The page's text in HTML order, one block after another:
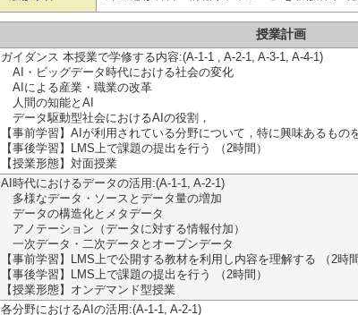
授業計画
ガイダンス 本授業で学修する内容:(A-1-1 , A-2-1, A-3-1, A-4-1)
AI・ビッグデータ時代における社会の変化
AIによる産業・職業の改革
人間の知能とAI
データ駆動型社会におけるAIの役割，
【事前学習】AIが利用されている分野について，特に興味あるもの
【事後学習】LMS上で課題の提出を行う （2時間）
【授業形態】対面授業
AI時代におけるデータの活用:(A-1-1, A-2-1)
多様なデータ・ソースとデータ量の増加
データの構造化とメタデータ
アノテーション（データに対する情報付加）
一次データ・二次データとオープンデータ
【事前学習】LMS上で公開する教材を利用し内容を理解する （2時間
【事後学習】LMS上で課題の提出を行う （2時間）
【授業形態】オンデマンド型授業
各分野におけるAIの活用:(A-1-1, A-2-1)